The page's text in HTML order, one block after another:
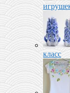
класс